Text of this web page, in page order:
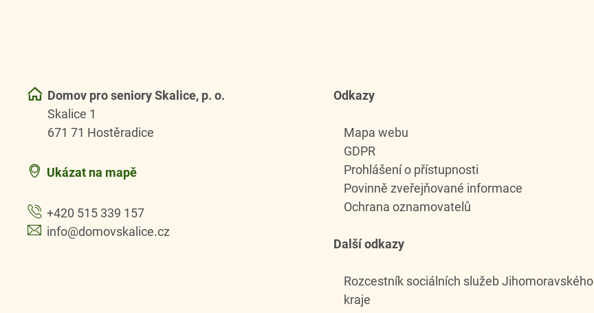
Domov pro seniory Skalice, p. o.
Skalice 1
671 71 Hostěradice
Ukázat na mapě
+420 515 339 157
info@domovskalice.cz
Odkazy
Mapa webu
GDPR
Prohlášení o přístupnosti
Povinně zveřejňované informace
Ochrana oznamovatelů
Další odkazy
Rozcestník sociálních služeb Jihomoravského
kraje